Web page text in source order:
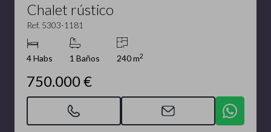
Chalet rústico
Ref. 5303-1181
4 Habs 1 Baños 240 m2
750.000 €